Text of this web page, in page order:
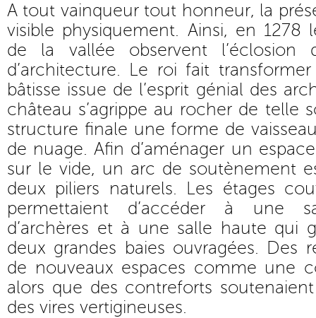
A tout vainqueur tout honneur, la
visible physiquement. Ainsi, en 1278
de la vallée observent l’éclosion
d’architecture. Le roi fait
bâtisse issue de l’esprit génial des
château s’agrippe au rocher de telle
structure finale une forme de
de nuage. Afin d’aménager un
sur le vide, un arc de soutènement
deux piliers naturels. Les étages
permettaient d’accéder à une
d’archères et à une salle haute qui
deux grandes baies ouvragées. Des
de nouveaux espaces comme une
alors que des contreforts
des vires vertigineuses.